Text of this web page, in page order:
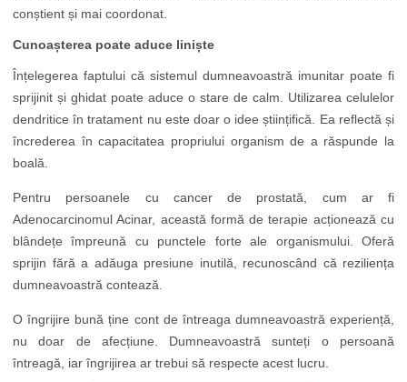
conștient și mai coordonat.
Cunoașterea poate aduce liniște
Înțelegerea faptului că sistemul dumneavoastră imunitar poate fi
sprijinit și ghidat poate aduce o stare de calm. Utilizarea celulelor
dendritice în tratament nu este doar o idee științifică. Ea reflectă și
încrederea în capacitatea propriului organism de a răspunde la
boală.
Pentru persoanele cu cancer de prostată, cum ar fi
Adenocarcinomul Acinar, această formă de terapie acționează cu
blândețe împreună cu punctele forte ale organismului. Oferă
sprijin fără a adăuga presiune inutilă, recunoscând că reziliența
dumneavoastră contează.
O îngrijire bună ține cont de întreaga dumneavoastră experiență,
nu doar de afecțiune. Dumneavoastră sunteți o persoană
întreagă, iar îngrijirea ar trebui să respecte acest lucru.